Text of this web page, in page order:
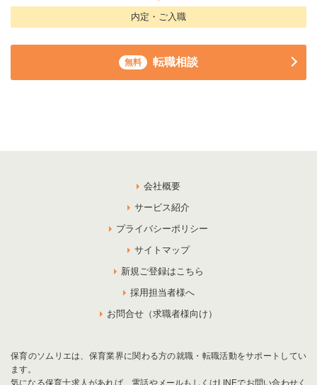
内定・ご入職
無料 転職相談
会社概要
サービス紹介
プライバシーポリシー
サイトマップ
新規ご登録はこちら
採用担当者様へ
お問合せ（求職者様向け）
保育のソムリエは、保育業界に関わる方の就職・転職活動をサポートしてい
ます。
気になる保育士求人があれば、電話やメールもしくはLINEでお問い合わせく